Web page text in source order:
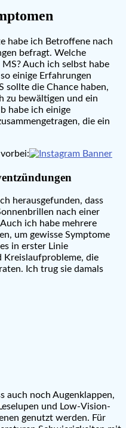
habe ich Betroffene nach
befragt. Welche
Auch ich selbst habe
einige Erfahrungen
sollte die Chance haben,
zu bewältigen und ein
habe ich einige
die ein
herausgefunden, dass
nach einer
ich habe mehrere
um gewisse Symptome
in erster Linie
Kreislaufprobleme, die
Ich trug sie damals
auch noch Augenklappen,
und Low-Vision-
genutzt werden. Für